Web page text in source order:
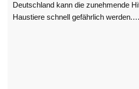
Deutschland kann die zunehmende
Haustiere schnell gefährlich werden.…